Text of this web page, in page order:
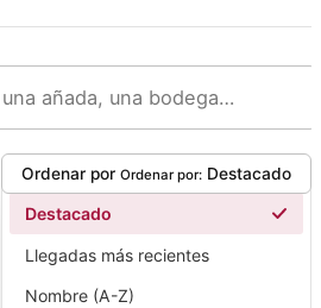
Ordenar por Ordenar por: Destacado
Destacado
Llegadas más recientes
Nombre (A-Z)